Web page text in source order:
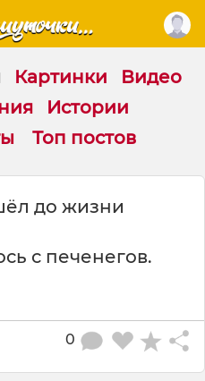
Картинки
Видео
Истории
Топ постов
до жизни
с печенегов.
0